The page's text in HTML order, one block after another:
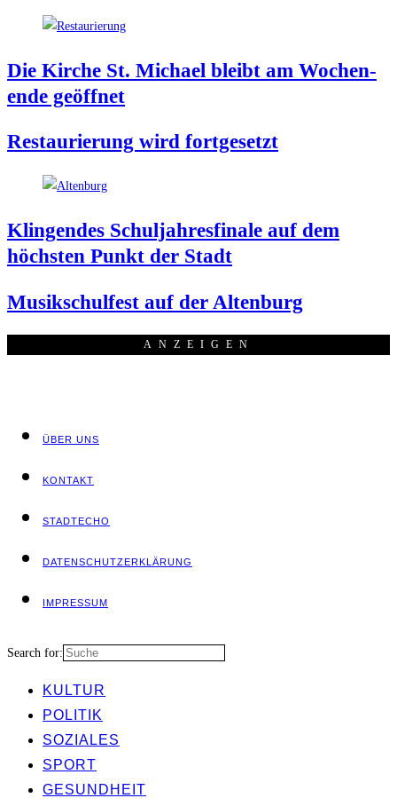
Die Kir­che St. Micha­el bleibt am Wochen­
en­de geöffnet
Restau­rie­rung wird fortgesetzt
Klin­gen­des Schul­jah­res­fi­na­le auf dem
höchs­ten Punkt der Stadt
Musik­schul­fest auf der Altenburg
ANZEI­GEN
ÜBER UNS
KON­TAKT
STADT­ECHO
DATEN­SCHUTZ­ER­KLÄ­RUNG
IMPRES­SUM
Search for:
KUL­TUR
POLI­TIK
SOZIA­LES
SPORT
GESUND­HEIT